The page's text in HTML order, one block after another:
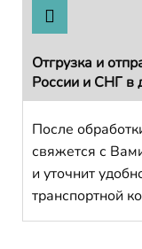
Отгрузка и
России и СНГ в
После
свяжется с
и уточнит
транспортной